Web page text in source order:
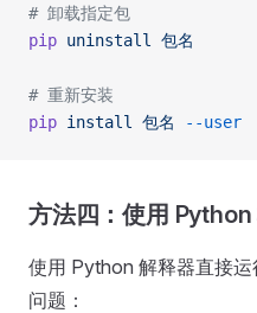
# 卸载指定包
pip uninstall 包名
# 重新安装
pip install 包名 --user
方法四：使用
使用 Python 解释器直接
问题：